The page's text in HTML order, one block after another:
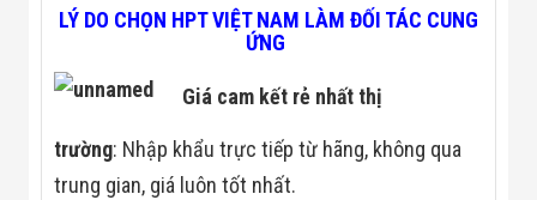
LÝ DO CHỌN HPT VIỆT NAM LÀM ĐỐI TÁC CUNG
ỨNG
Giá cam kết rẻ nhất thị
trường: Nhập khẩu trực tiếp từ hãng, không qua
trung gian, giá luôn tốt nhất.